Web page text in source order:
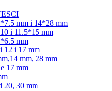
mm i 14*28 mm
i 11.5*15 mm
mm
12 i 17 mm
mm, 28 mm
17 mm
20, 30 mm